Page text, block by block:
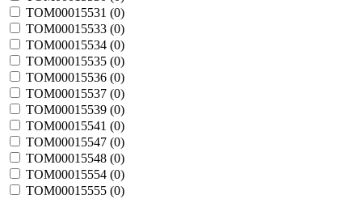
TOM00015531 (0)
TOM00015533 (0)
TOM00015534 (0)
TOM00015535 (0)
TOM00015536 (0)
TOM00015537 (0)
TOM00015539 (0)
TOM00015541 (0)
TOM00015547 (0)
TOM00015548 (0)
TOM00015554 (0)
TOM00015555 (0)